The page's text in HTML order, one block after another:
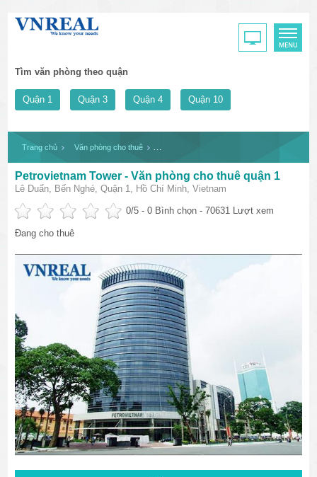
Tìm văn phòng theo quận
Quận 1 Quận 3 Quận 4 Quận 10
Trang chủ Văn phòng cho thuê
Petrovietnam Tower - Văn phòng cho thuê quận 1
Lê Duẩn, Bến Nghé, Quận 1, Hồ Chí Minh, Vietnam
0/5 -0 Bình chọn - 70631 Lượt xem
Đang cho thuê
văn phòng cho thuê quận 3
văn phòng quận 1
văn phòng quận 3